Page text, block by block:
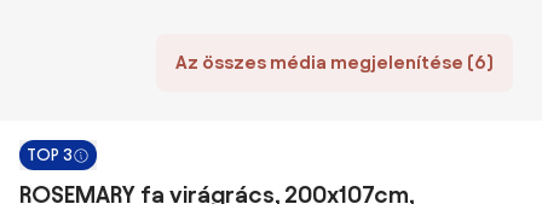
Az összes média megjelenítése (6)
TOP 3
ROSEMARY fa virágrács, 200x107cm,